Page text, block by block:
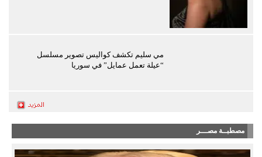
مي سليم تكشف كواليس تصوير مسلسل
“عيلة تعمل عمايل” في سوريا
مصطبــة مصـــر